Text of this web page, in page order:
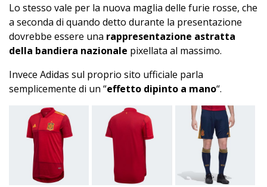
Lo stesso vale per la nuova maglia delle furie rosse, che
a seconda di quando detto durante la presentazione
dovrebbe essere una rappresentazione astratta
della bandiera nazionale pixellata al massimo.
Invece Adidas sul proprio sito ufficiale parla
semplicemente di un “effetto dipinto a mano“.